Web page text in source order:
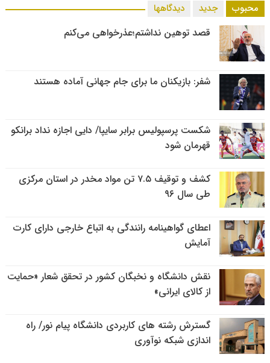
محبوب جدید دیدگاهها
قصد توهین نداشتم؛عذرخواهی می‌کنم
شفر: بازیکنان ما برای جام جهانی آماده هستند
شکست پرسپولیس برابر سایپا/ دایی اجازه نداد برانکو
قهرمان شود
کشف و توقیف ۷.۵ تن مواد مخدر در استان مرکزی
طی سال ۹۶
اعطای گواهینامه رانندگی به اتباع خارجی دارای کارت
آمایش
نقش دانشگاه و نخبگان کشور در تحقق شعار «حمایت
از کالای ایرانی»
گسترش رشته های کاربردی دانشگاه پیام نور/ راه
اندازی شبکه نوآوری